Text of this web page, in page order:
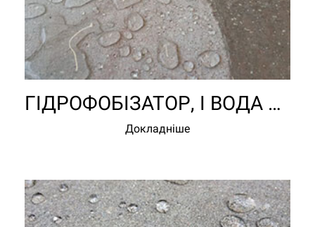
ГІДРОФОБІЗАТОР, І ВОДА НЕ СТРАШНА!
Докладніше